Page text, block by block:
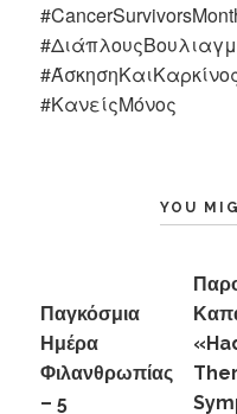
#ΚανείςΜόνος
YOU
Παγκόσμια
Ημέρα
Φιλανθρωπίας
– 5